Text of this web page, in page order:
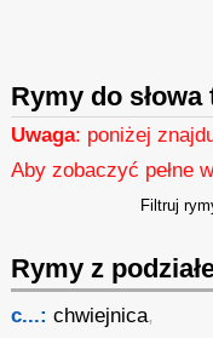
Rymy do słowa
Uwaga: poniżej
Aby zobaczyć pełne
Filtruj
Rymy z
c...: chwiejnica,